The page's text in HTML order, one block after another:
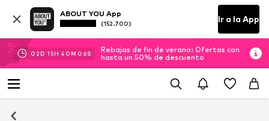
ABOUT YOU App
(152.700) Ir a la App
02D 15H 40M 06S
Rebajas de fin de verano: Ofertas con
hasta un 50% de descuento